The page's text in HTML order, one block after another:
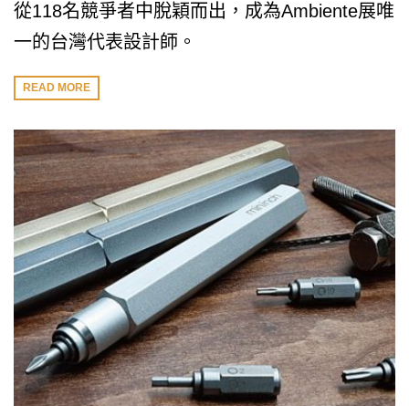
從118名競爭者中脫穎而出，成為Ambiente展唯
一的台灣代表設計師。
READ MORE